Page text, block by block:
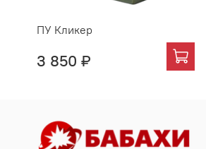
ПУ Кликер
3 850 ₽